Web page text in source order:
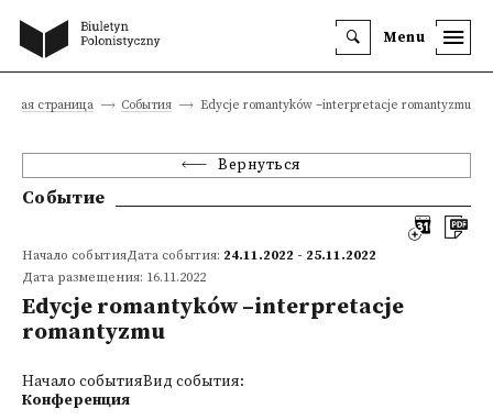
Menu
страница События Edycje romantyków –interpretacje romantyzmu
Вернуться
Событие
Начало событияДата события: 24.11.2022 - 25.11.2022
Дата размещения: 16.11.2022
Edycje romantyków –interpretacje
romantyzmu
Начало событияВид события:
Конференция